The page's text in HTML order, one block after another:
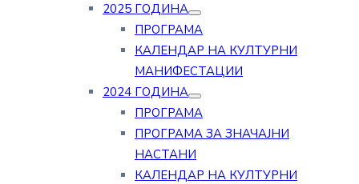
2025 ГОДИНА
ПРОГРАМА
КАЛЕНДАР НА КУЛТУРНИ
МАНИФЕСТАЦИИ
2024 ГОДИНА
ПРОГРАМА
ПРОГРАМА ЗА ЗНАЧАЈНИ
НАСТАНИ
КАЛЕНДАР НА КУЛТУРНИ